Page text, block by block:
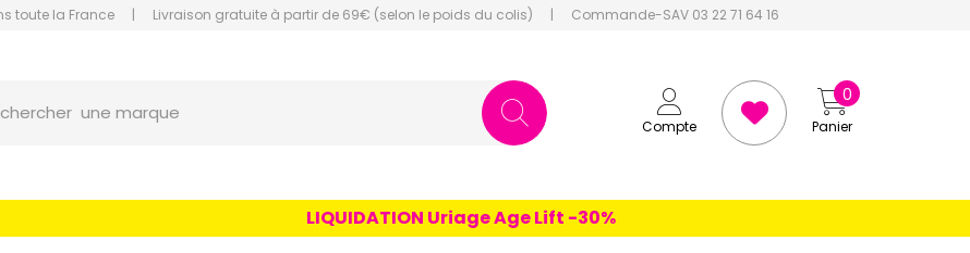
toute la France | Livraison gratuite à partir de 69€ (selon le poids du colis) | Commande-SAV 03 22 71 64 16
Compte Panier
0
une marque
LIQUIDATION Uriage Age Lift -30%